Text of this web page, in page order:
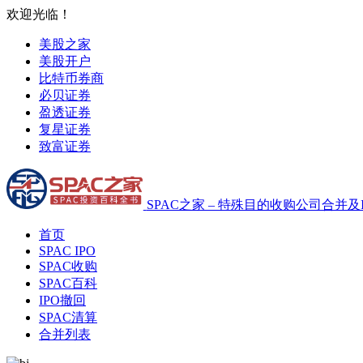
欢迎光临！
美股之家
美股开户
比特币券商
必贝证券
盈透证券
复星证券
致富证券
SPAC之家 – 特殊目的收购公司合并
首页
SPAC IPO
SPAC收购
SPAC百科
IPO撤回
SPAC清算
合并列表